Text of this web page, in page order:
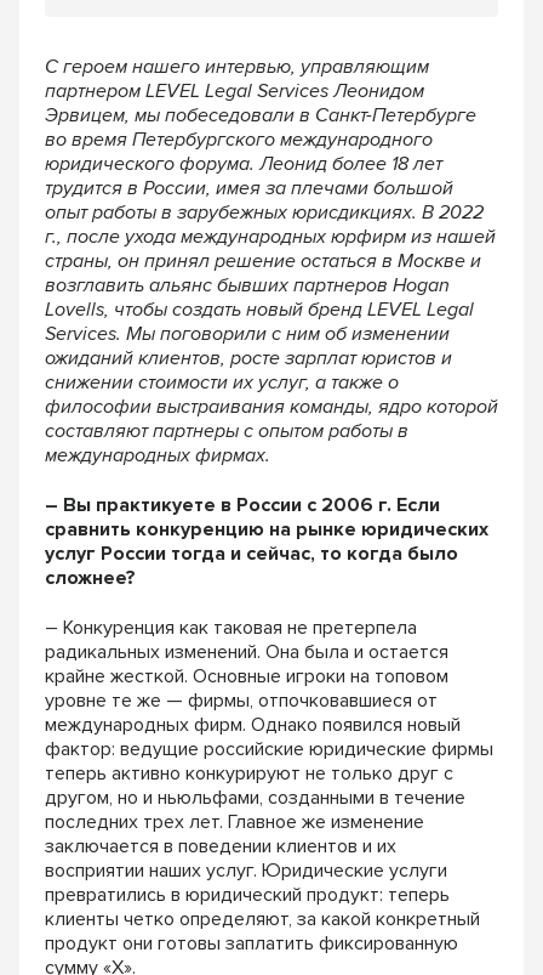
С героем нашего интервью, управляющим
партнером LEVEL Legal Services Леонидом
Эрвицем, мы побеседовали в Санкт-Петербурге
во время Петербургского международного
юридического форума. Леонид более 18 лет
трудится в России, имея за плечами большой
опыт работы в зарубежных юрисдикциях. В 2022
г., после ухода международных юрфирм из нашей
страны, он принял решение остаться в Москве и
возглавить альянс бывших партнеров Hogan
Lovells, чтобы создать новый бренд LEVEL Legal
Services. Мы поговорили с ним об изменении
ожиданий клиентов, росте зарплат юристов и
снижении стоимости их услуг, а также о
философии выстраивания команды, ядро которой
составляют партнеры с опытом работы в
международных фирмах.
– Вы практикуете в России с 2006 г. Если
сравнить конкуренцию на рынке юридических
услуг России тогда и сейчас, то когда было
сложнее?
– Конкуренция как таковая не претерпела
радикальных изменений. Она была и остается
крайне жесткой. Основные игроки на топовом
уровне те же — фирмы, отпочковавшиеся от
международных фирм. Однако появился новый
фактор: ведущие российские юридические фирмы
теперь активно конкурируют не только друг с
другом, но и ньюльфами, созданными в течение
последних трех лет. Главное же изменение
заключается в поведении клиентов и их
восприятии наших услуг. Юридические услуги
превратились в юридический продукт: теперь
клиенты четко определяют, за какой конкретный
продукт они готовы заплатить фиксированную
сумму «X».